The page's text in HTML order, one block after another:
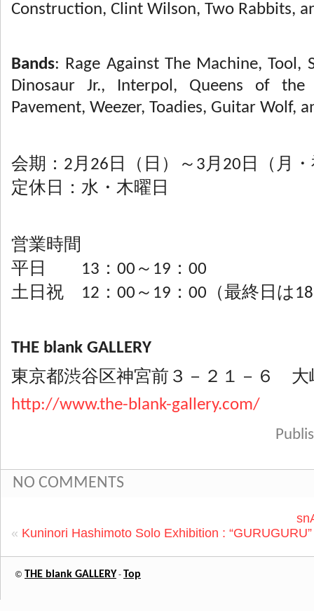
Construction, Clint Wilson, Two Rabbits,
Bands: Rage Against The Machine, Tool,
Dinosaur Jr., Interpol, Queens of the
Pavement, Weezer, Toadies, Guitar Wolf,
会期：2月26日（日）～3月20日（月
定休日：水・木曜日
営業時間
平日 13：00～19：00
土日祝 12：00～19：00（最終日は
THE blank GALLERY
東京都渋谷区神宮前３－２１－６ 大
http://www.the-blank-gallery.com/
NO COMMENTS
« Kuninori Hashimoto Solo Exhibition : “GURUGURU”
© THE blank GALLERY - Top